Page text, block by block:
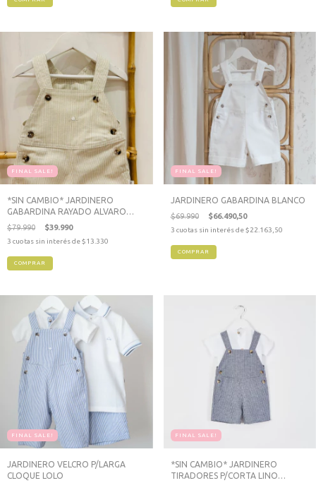
FINAL SALE!
*SIN CAMBIO* JARDINERO
GABARDINA RAYADO ALVARO
BEIGE
$79.990 $39.990
3 cuotas sin interés de$13.330
COMPRAR
FINAL SALE!
JARDINERO GABARDINA BLANCO
$69.990 $66.490,50
3 cuotas sin interés de$22.163,50
COMPRAR
FINAL SALE!
JARDINERO VELCRO P/LARGA
CLOQUE LOLO
FINAL SALE!
*SIN CAMBIO* JARDINERO
TIRADORES P/CORTA LINO